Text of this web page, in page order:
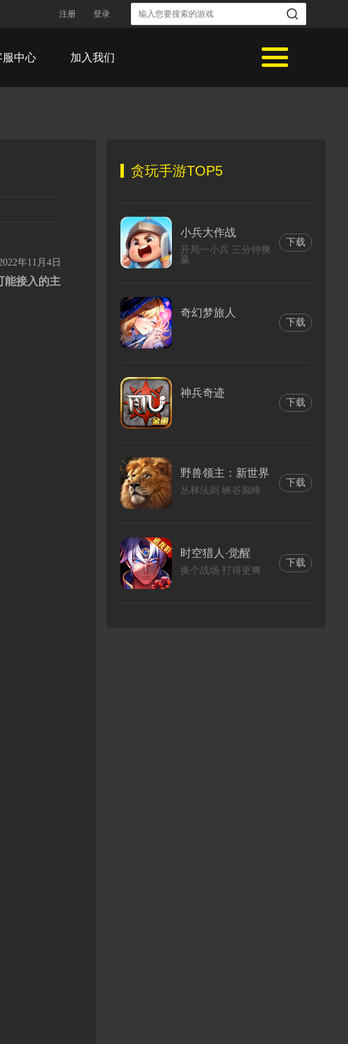
注册 登录
服中心 加入我们
年11月4日
能接入的主
贪玩手游TOP5
小兵大作战
开局一小兵 三分钟爽
赢
下载
奇幻梦旅人
下载
神兵奇迹
下载
野兽领主：新世界
丛林法则 峡谷巅峰
下载
时空猎人·觉醒
换个战场 打得更爽
下载